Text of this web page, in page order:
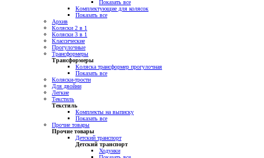
Показать все
Комплектующие для колясок
Показать все
Архив
Коляски 2 в 1
Коляски 3 в 1
Классические
Прогулочные
Трансформеры
Трансформеры
Коляска трансформер прогулочная
Показать все
Коляски-трости
Для двойни
Легкие
Текстиль
Текстиль
Комплекты на выписку
Показать все
Прочие товары
Прочие товары
Детский транспорт
Детский транспорт
Ходунки